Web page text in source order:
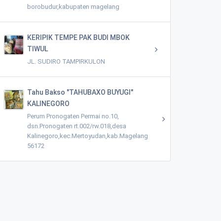
borobudur,kabupaten magelang
KERIPIK TEMPE PAK BUDI MBOK
TIWUL
JL. SUDIRO TAMPIRKULON
Tahu Bakso "TAHUBAXO BUYUGI"
KALINEGORO
Perum Pronogaten Permai no.10,
dsn.Pronogaten rt.002/rw.018,desa
Kalinegoro,kec.Mertoyudan,kab.Magelang
56172